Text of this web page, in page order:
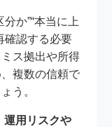
か”“本当に上
確認する必要
ス拠出や所得
複数の信頼で
う。
用リスクや